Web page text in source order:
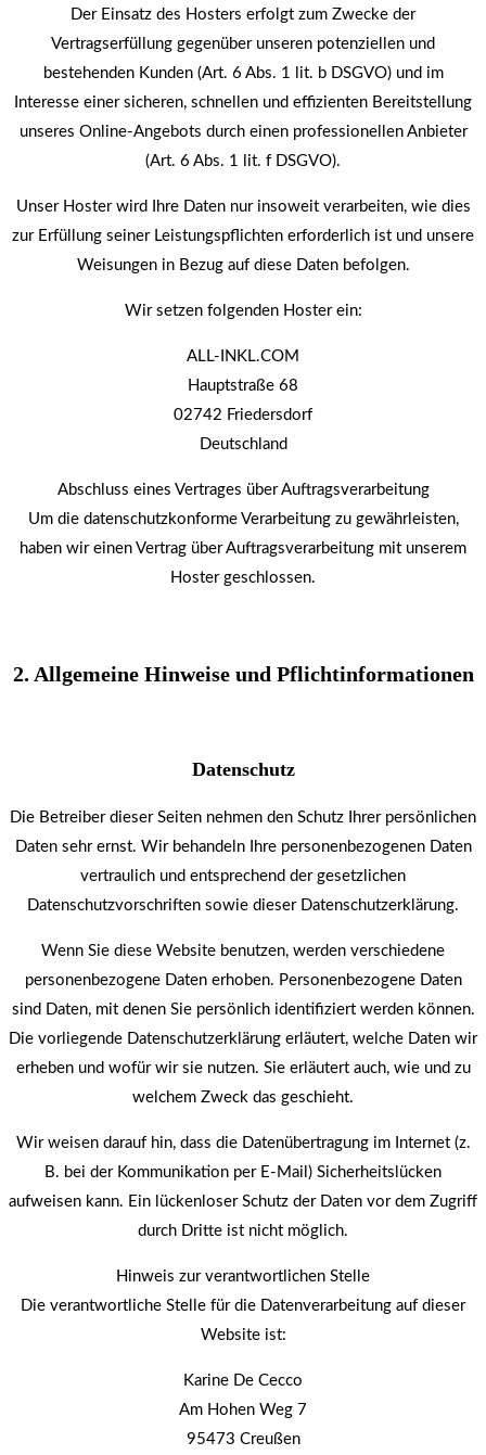
Der Einsatz des Hosters erfolgt zum Zwecke der
Vertragserfüllung gegenüber unseren potenziellen und
bestehenden Kunden (Art. 6 Abs. 1 lit. b DSGVO) und im
Interesse einer sicheren, schnellen und effizienten Bereitstellung
unseres Online-Angebots durch einen professionellen Anbieter
(Art. 6 Abs. 1 lit. f DSGVO).
Unser Hoster wird Ihre Daten nur insoweit verarbeiten, wie dies
zur Erfüllung seiner Leistungspflichten erforderlich ist und unsere
Weisungen in Bezug auf diese Daten befolgen.
Wir setzen folgenden Hoster ein:
ALL-INKL.COM
Hauptstraße 68
02742 Friedersdorf
Deutschland
Abschluss eines Vertrages über Auftragsverarbeitung
Um die datenschutzkonforme Verarbeitung zu gewährleisten,
haben wir einen Vertrag über Auftragsverarbeitung mit unserem
Hoster geschlossen.
2. Allgemeine Hinweise und Pflicht­informationen
Datenschutz
Die Betreiber dieser Seiten nehmen den Schutz Ihrer persönlichen
Daten sehr ernst. Wir behandeln Ihre personenbezogenen Daten
vertraulich und entsprechend der gesetzlichen
Datenschutzvorschriften sowie dieser Datenschutzerklärung.
Wenn Sie diese Website benutzen, werden verschiedene
personenbezogene Daten erhoben. Personenbezogene Daten
sind Daten, mit denen Sie persönlich identifiziert werden können.
Die vorliegende Datenschutzerklärung erläutert, welche Daten wir
erheben und wofür wir sie nutzen. Sie erläutert auch, wie und zu
welchem Zweck das geschieht.
Wir weisen darauf hin, dass die Datenübertragung im Internet (z.
B. bei der Kommunikation per E-Mail) Sicherheitslücken
aufweisen kann. Ein lückenloser Schutz der Daten vor dem Zugriff
durch Dritte ist nicht möglich.
Hinweis zur verantwortlichen Stelle
Die verantwortliche Stelle für die Datenverarbeitung auf dieser
Website ist:
Karine De Cecco
Am Hohen Weg 7
95473 Creußen